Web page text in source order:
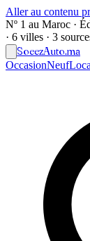
Aller au contenu
Nº 1 au Maroc ·
· 6 villes · 3
SoeezAuto.ma
OccasionNeuf